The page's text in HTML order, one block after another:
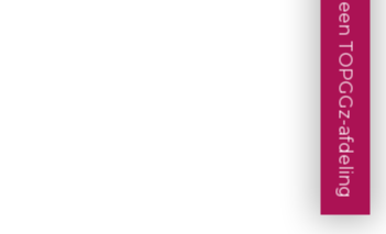
een TOPGGz-afdeling